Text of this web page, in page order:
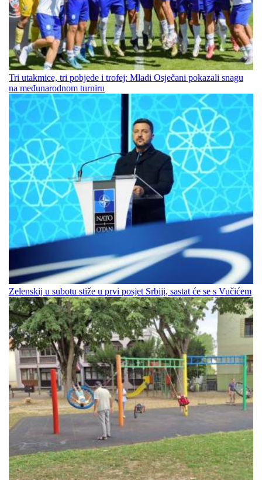
Tri utakmice, tri pobjede i trofej: Mladi Osječani pokazali snagu
na međunarodnom turniru
Zelenskij u subotu stiže u prvi posjet Srbiji, sastat će se s Vučićem